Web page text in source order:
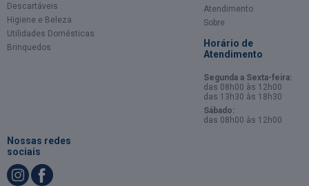
Descartáveis
Higiene e Beleza
Utilidades Domésticas
Brinquedos
Atendimento
Sobre
Horário de
Atendimento
Segunda a Sexta-feira:
das 08h00 às 12h00
das 13h30 às 18h30
Sábado:
das 08h00 às 12h00
Nossas redes
sociais